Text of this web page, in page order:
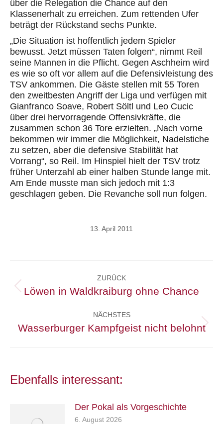
über die Relegation die Chance auf den
Klassenerhalt zu erreichen. Zum rettenden Ufer
beträgt der Rückstand sechs Punkte.
„Die Situation ist hoffentlich jedem Spieler
bewusst. Jetzt müssen Taten folgen“, nimmt Reil
seine Mannen in die Pflicht. Gegen Aschheim wird
es wie so oft vor allem auf die Defensivleistung des
TSV ankommen. Die Gäste stellen mit 55 Toren
den zweitbesten Angriff der Liga und verfügen mit
Gianfranco Soave, Robert Söltl und Leo Cucic
über drei hervorragende Offensivkräfte, die
zusammen schon 36 Tore erzielten. „Nach vorne
bekommen wir immer die Möglichkeit, Nadelstiche
zu setzen, aber die defensive Stabilität hat
Vorrang“, so Reil. Im Hinspiel hielt der TSV trotz
früher Unterzahl ab einer halben Stunde lange mit.
Am Ende musste man sich jedoch mit 1:3
geschlagen geben. Die Revanche soll nun folgen.
13. April 2011
ZURÜCK
Vorheriger
Löwen in Waldkraiburg ohne Chance
NÄCHSTES
Nächster
Wasserburger Kampfgeist nicht belohnt
Ebenfalls interessant:
Der Pokal als Vorgeschichte
6. August 2026